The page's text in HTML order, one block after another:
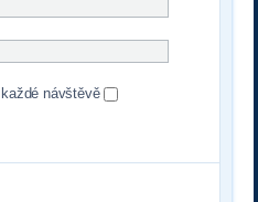
každé návštěvě